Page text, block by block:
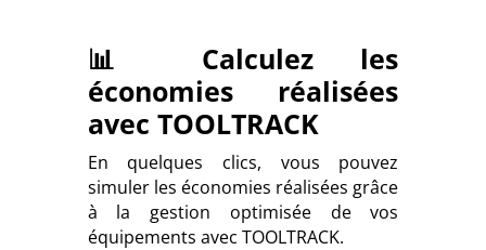
📊 Calculez les
économies réalisées
avec TOOLTRACK
En quelques clics, vous pouvez
simuler les économies réalisées grâce
à la gestion optimisée de vos
équipements avec TOOLTRACK.